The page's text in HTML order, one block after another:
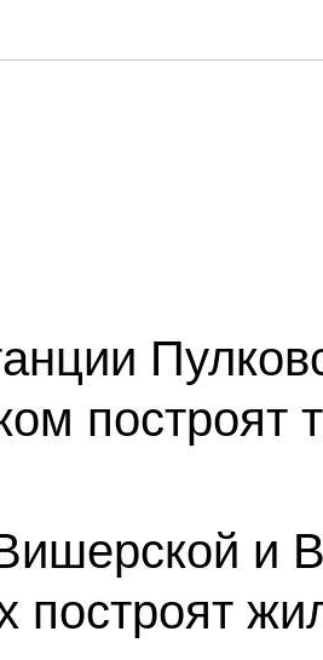
построят
и
построят